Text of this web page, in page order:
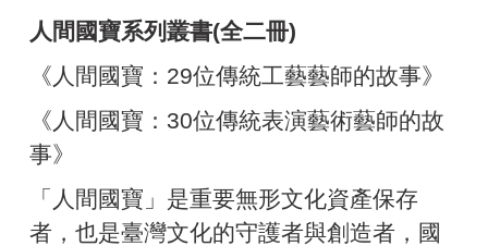
人間國寶系列叢書(全二冊)
《人間國寶：29位傳統工藝藝師的故事》
《人間國寶：30位傳統表演藝術藝師的故
事》
「人間國寶」是重要無形文化資產保存
者，也是臺灣文化的守護者與創造者，國